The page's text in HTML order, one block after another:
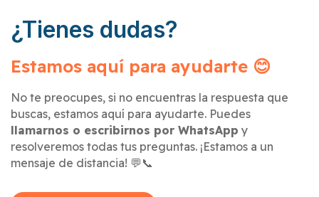
¿Tienes dudas?
Estamos aquí para ayudarte 😊
No te preocupes, si no encuentras la respuesta que
buscas, estamos aquí para ayudarte. Puedes
llamarnos o escribirnos por WhatsApp y
resolveremos todas tus preguntas. ¡Estamos a un
mensaje de distancia! 💬📞